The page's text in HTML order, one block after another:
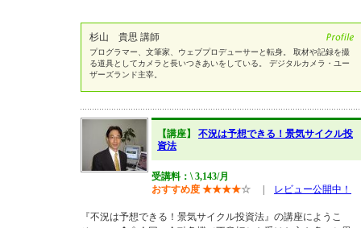
杉山 貴思 講師
プログラマー、文筆家、ウェブプロデューサーと転身。 取材や記録を撮
る道具としてカメラと長いつきあいをしている。 デジタルカメラ・ユー
ザーズランド主宰。
【講座】 不況は予想できる！景気サイクル投
資法
受講料：\ 3,143/月
おすすめ度 ★★★★☆ レビュー公開中！
『不況は予想できる！景気サイクル投資法』の講座にようこ